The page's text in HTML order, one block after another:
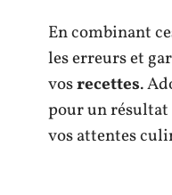
En combinant
les erreurs et
vosrecettes.
pour un résultat
vos attentes